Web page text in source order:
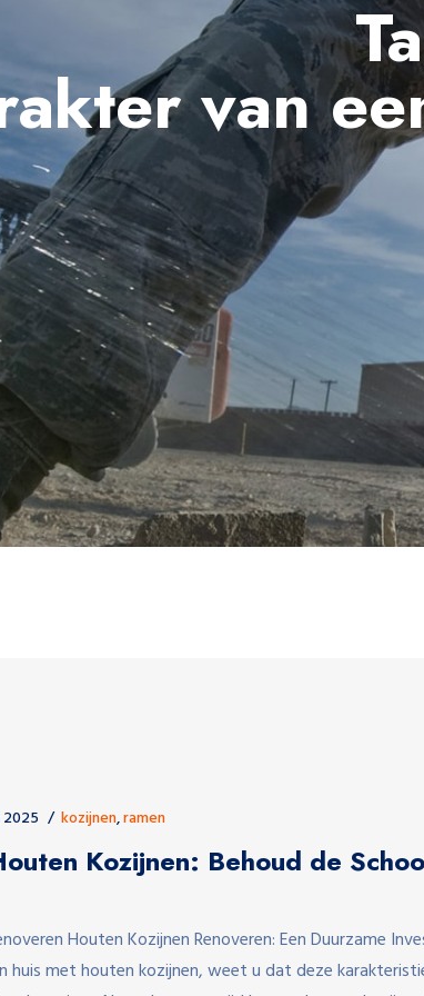
van
kozijnen,ramen
Kozijnen: Behoud de
Houten Kozijnen Renoveren: Een Duurzame
huis met houten kozijnen, weet u dat deze